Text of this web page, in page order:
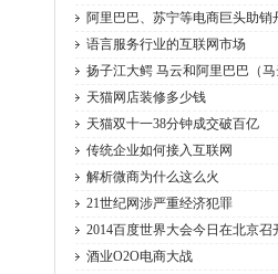
阿里巴巴、苏宁等电商巨头助销
语言服务行业的互联网市场
扬子江大鳄 马云和阿里巴巴（
天猫网店装修多少钱
天猫双十一38分钟成交破百亿
传统企业如何接入互联网
解析微商为什么这么火
21世纪网涉严重经济犯罪
2014百度世界大会今日在北京召
酒业O2O电商大战